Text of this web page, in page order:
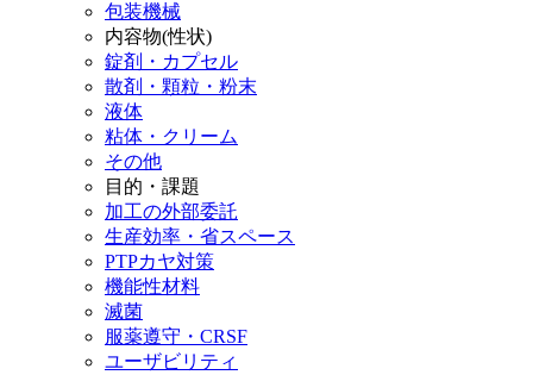
包装機械
内容物(性状)
錠剤・カプセル
散剤・顆粒・粉末
液体
粘体・クリーム
その他
目的・課題
加工の外部委託
生産効率・省スペース
PTPカヤ対策
機能性材料
滅菌
服薬遵守・CRSF
ユーザビリティ